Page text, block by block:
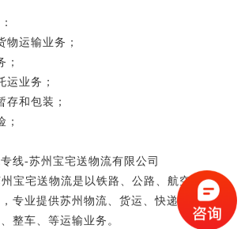
物运输业务；
；
运业务；
存和包装；
；
线-苏州宝宅送物流有限公司
宝宅送物流是以铁路、公路、航空为一体
专业提供苏州物流、货运、快递、行李托
整车、等运输业务。